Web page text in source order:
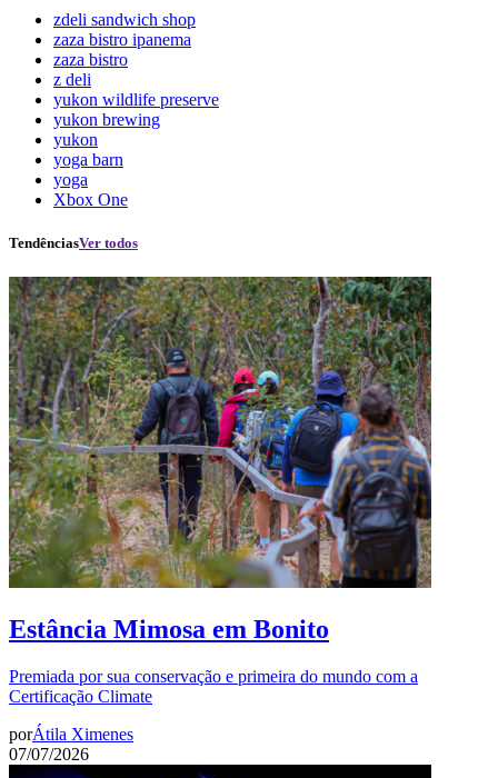
zdeli sandwich shop
zaza bistro ipanema
zaza bistro
z deli
yukon wildlife preserve
yukon brewing
yukon
yoga barn
yoga
Xbox One
TendênciasVer todos
Estância Mimosa em Bonito
Premiada por sua conservação e primeira do mundo com a
Certificação Climate
porÁtila Ximenes
07/07/2026